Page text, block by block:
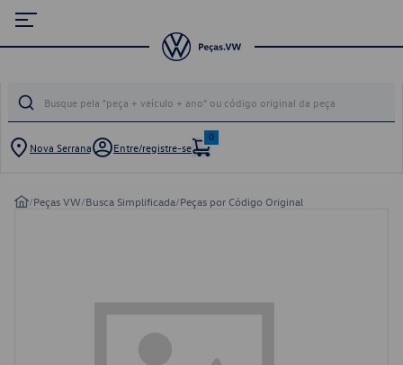
Nova Serrana Entre/registre-se
0
/Peças VW/Busca Simplificada/Peças por Código Original